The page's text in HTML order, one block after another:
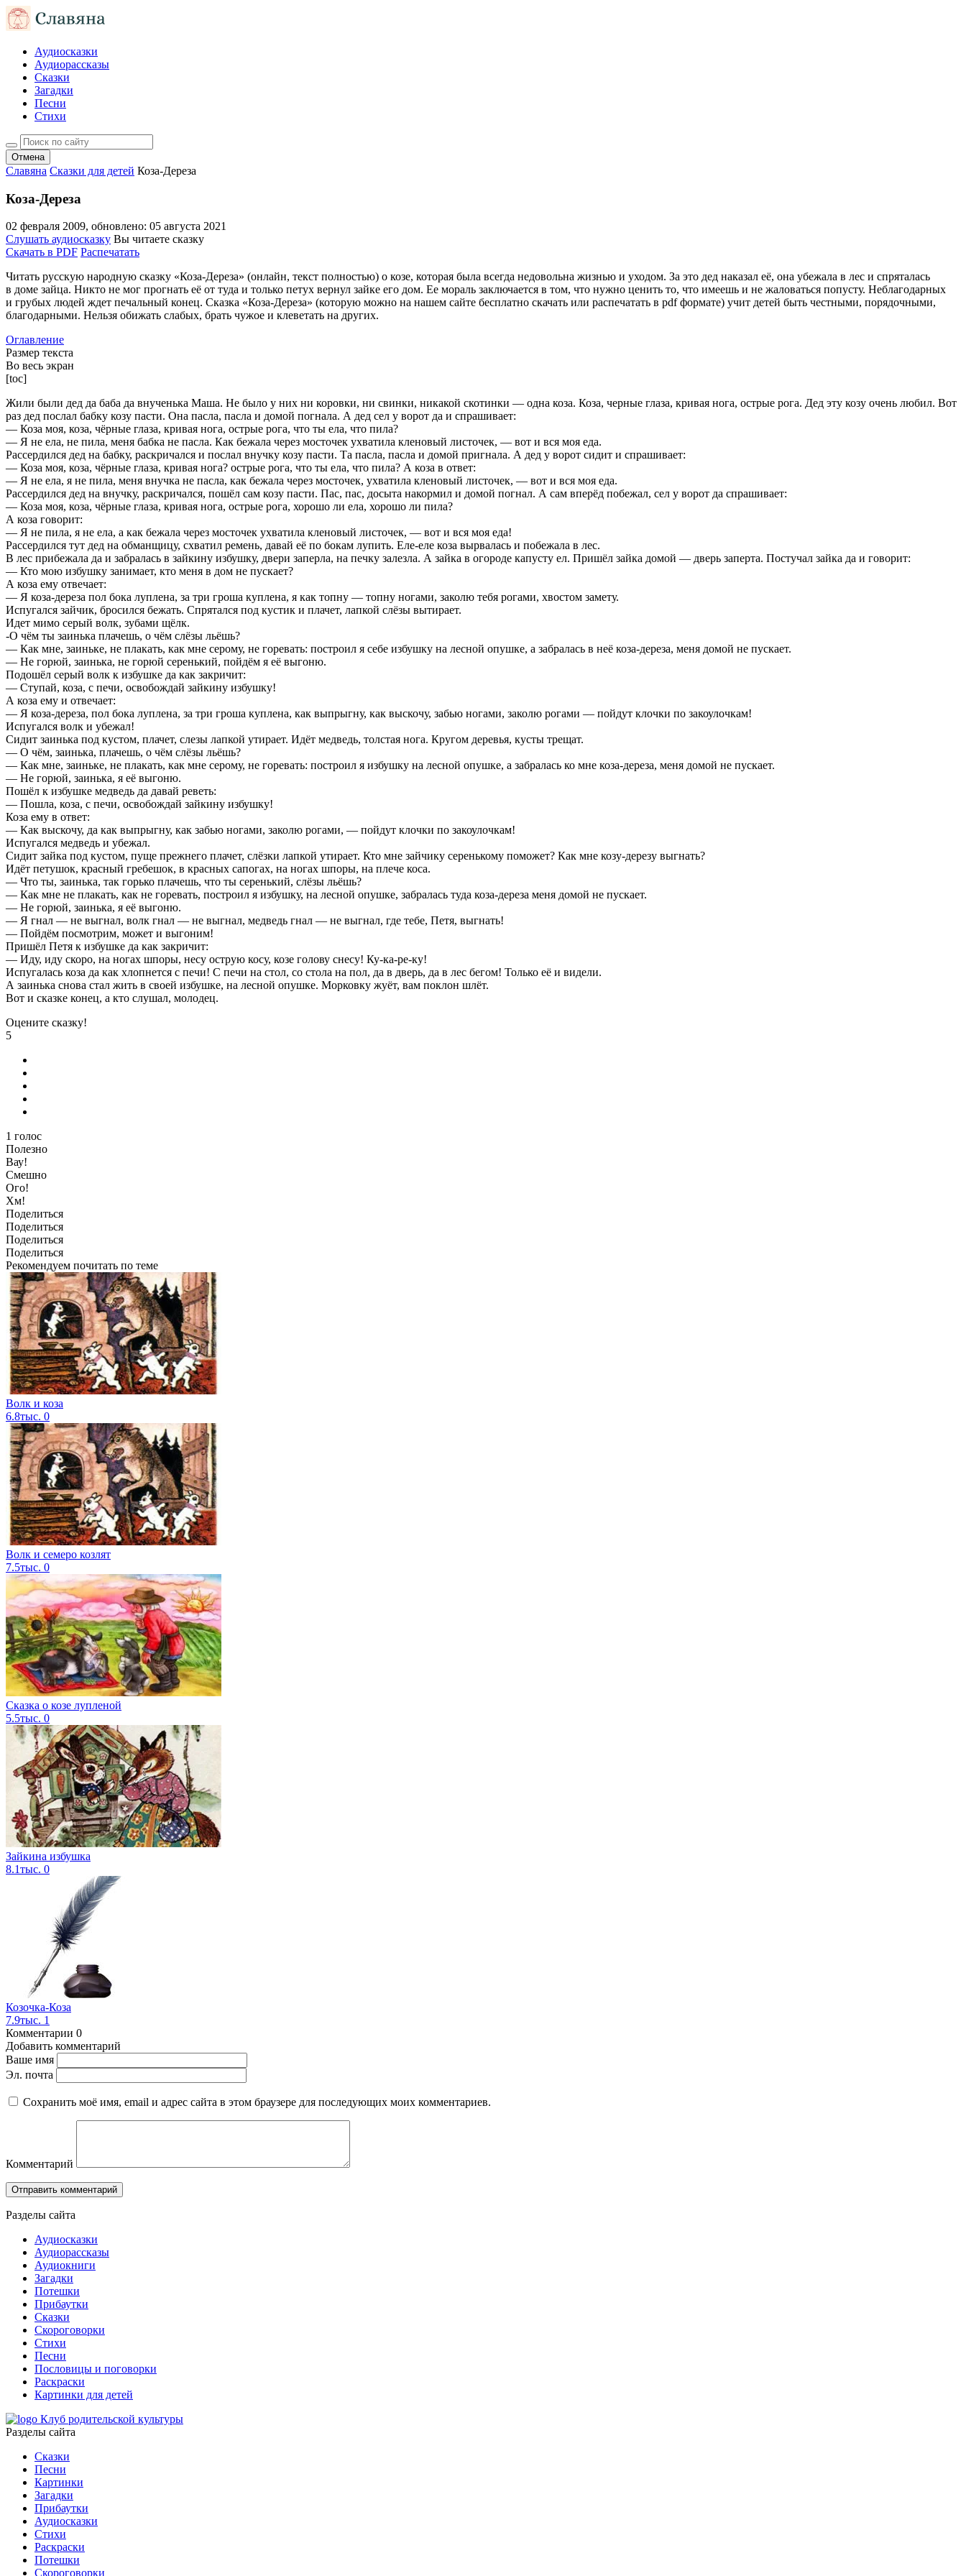
Аудиосказки
Аудиорассказы
Сказки
Загадки
Песни
Стихи
Отмена
Славяна Сказки для детей Коза-Дереза
Коза-Дереза
02 февраля 2009, обновлено: 05 августа 2021
Слушать аудиосказку Вы читаете сказку
Скачать в PDF Распечатать
Читать русскую народную сказку «Коза-Дереза» (онлайн, текст полностью) о козе, которая была всегда недовольна жизнью и уходом. За это дед наказал её, она убежала в лес и спряталась
в доме зайца. Никто не мог прогнать её от туда и только петух вернул зайке его дом. Ее мораль заключается в том, что нужно ценить то, что имеешь и не жаловаться попусту. Неблагодарных
и грубых людей ждет печальный конец. Сказка «Коза-Дереза» (которую можно на нашем сайте бесплатно скачать или распечатать в pdf формате) учит детей быть честными, порядочными,
благодарными. Нельзя обижать слабых, брать чужое и клеветать на других.
Оглавление
Размер текста
Во весь экран
[toc]
Жили были дед да баба да внученька Маша. Не было у них ни коровки, ни свинки, никакой скотинки — одна коза. Коза, черные глаза, кривая нога, острые рога. Дед эту козу очень любил. Вот
раз дед послал бабку козу пасти. Она пасла, пасла и домой погнала. А дед сел у ворот да и спрашивает:
— Коза моя, коза, чёрные глаза, кривая нога, острые рога, что ты ела, что пила?
— Я не ела, не пила, меня бабка не пасла. Как бежала через мосточек ухватила кленовый листочек, — вот и вся моя еда.
Рассердился дед на бабку, раскричался и послал внучку козу пасти. Та пасла, пасла и домой пригнала. А дед у ворот сидит и спрашивает:
— Коза моя, коза, чёрные глаза, кривая нога? острые рога, что ты ела, что пила? А коза в ответ:
— Я не ела, я не пила, меня внучка не пасла, как бежала через мосточек, ухватила кленовый листочек, — вот и вся моя еда.
Рассердился дед на внучку, раскричался, пошёл сам козу пасти. Пас, пас, досыта накормил и домой погнал. А сам вперёд побежал, сел у ворот да спрашивает:
— Коза моя, коза, чёрные глаза, кривая нога, острые рога, хорошо ли ела, хорошо ли пила?
А коза говорит:
— Я не пила, я не ела, а как бежала через мосточек ухватила кленовый листочек, — вот и вся моя еда!
Рассердился тут дед на обманщицу, схватил ремень, давай её по бокам лупить. Еле-еле коза вырвалась и побежала в лес.
В лес прибежала да и забралась в зайкину избушку, двери заперла, на печку залезла. А зайка в огороде капусту ел. Пришёл зайка домой — дверь заперта. Постучал зайка да и говорит:
— Кто мою избушку занимает, кто меня в дом не пускает?
А коза ему отвечает:
— Я коза-дереза пол бока луплена, за три гроша куплена, я как топну — топну ногами, заколю тебя рогами, хвостом замету.
Испугался зайчик, бросился бежать. Спрятался под кустик и плачет, лапкой слёзы вытирает.
Идет мимо серый волк, зубами щёлк.
-О чём ты заинька плачешь, о чём слёзы льёшь?
— Как мне, заиньке, не плакать, как мне серому, не горевать: построил я себе избушку на лесной опушке, а забралась в неё коза-дереза, меня домой не пускает.
— Не горюй, заинька, не горюй серенький, пойдём я её выгоню.
Подошёл серый волк к избушке да как закричит:
— Ступай, коза, с печи, освобождай зайкину избушку!
А коза ему и отвечает:
— Я коза-дереза, пол бока луплена, за три гроша куплена, как выпрыгну, как выскочу, забью ногами, заколю рогами — пойдут клочки по закоулочкам!
Испугался волк и убежал!
Сидит заинька под кустом, плачет, слезы лапкой утирает. Идёт медведь, толстая нога. Кругом деревья, кусты трещат.
— О чём, заинька, плачешь, о чём слёзы льёшь?
— Как мне, заиньке, не плакать, как мне серому, не горевать: построил я избушку на лесной опушке, а забралась ко мне коза-дереза, меня домой не пускает.
— Не горюй, заинька, я её выгоню.
Пошёл к избушке медведь да давай реветь:
— Пошла, коза, с печи, освобождай зайкину избушку!
Коза ему в ответ:
— Как выскочу, да как выпрыгну, как забью ногами, заколю рогами, — пойдут клочки по закоулочкам!
Испугался медведь и убежал.
Сидит зайка под кустом, пуще прежнего плачет, слёзки лапкой утирает. Кто мне зайчику серенькому поможет? Как мне козу-дерезу выгнать?
Идёт петушок, красный гребешок, в красных сапогах, на ногах шпоры, на плече коса.
— Что ты, заинька, так горько плачешь, что ты серенький, слёзы льёшь?
— Как мне не плакать, как не горевать, построил я избушку, на лесной опушке, забралась туда коза-дереза меня домой не пускает.
— Не горюй, заинька, я её выгоню.
— Я гнал — не выгнал, волк гнал — не выгнал, медведь гнал — не выгнал, где тебе, Петя, выгнать!
— Пойдём посмотрим, может и выгоним!
Пришёл Петя к избушке да как закричит:
— Иду, иду скоро, на ногах шпоры, несу острую косу, козе голову снесу! Ку-ка-ре-ку!
Испугалась коза да как хлопнется с печи! С печи на стол, со стола на пол, да в дверь, да в лес бегом! Только её и видели.
А заинька снова стал жить в своей избушке, на лесной опушке. Морковку жуёт, вам поклон шлёт.
Вот и сказке конец, а кто слушал, молодец.
Оцените сказку!
5
1 голос
Полезно
Вау!
Смешно
Ого!
Хм!
Поделиться
Поделиться
Поделиться
Поделиться
Рекомендуем почитать по теме
Волк и коза
6.8тыс. 0
Волк и семеро козлят
7.5тыс. 0
Сказка о козе лупленой
5.5тыс. 0
Зайкина избушка
8.1тыс. 0
Козочка-Коза
7.9тыс. 1
Комментарии 0
Добавить комментарий
Ваше имя
Эл. почта
Сохранить моё имя, email и адрес сайта в этом браузере для последующих моих комментариев.
Комментарий
Разделы сайта
Аудиосказки
Аудиорассказы
Аудиокниги
Загадки
Потешки
Прибаутки
Сказки
Скороговорки
Стихи
Песни
Пословицы и поговорки
Раскраски
Картинки для детей
Клуб родительской культуры
Разделы сайта
Сказки
Песни
Картинки
Загадки
Прибаутки
Аудиосказки
Стихи
Раскраски
Потешки
Скороговорки